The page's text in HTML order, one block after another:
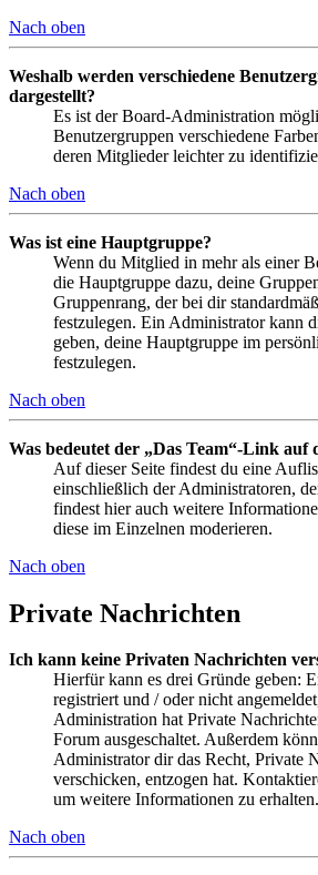
Nach oben
Weshalb werden verschiedene
dargestellt?
Es ist der Board-Administration
Benutzergruppen verschiedene
deren Mitglieder leichter zu
Nach oben
Was ist eine Hauptgruppe?
Wenn du Mitglied in mehr als einer
die Hauptgruppe dazu, deine
Gruppenrang, der bei dir
festzulegen. Ein Administrator kann
geben, deine Hauptgruppe im
festzulegen.
Nach oben
Was bedeutet der „Das Team“-Link auf
Auf dieser Seite findest du eine
einschließlich der Administratoren,
findest hier auch weitere
diese im Einzelnen moderieren.
Nach oben
Private Nachrichten
Ich kann keine Privaten Nachrichten
Hierfür kann es drei Gründe geben:
registriert und / oder nicht
Administration hat Private
Forum ausgeschaltet. Außerdem
Administrator dir das Recht, Private
verschicken, entzogen hat.
um weitere Informationen zu erhalten.
Nach oben